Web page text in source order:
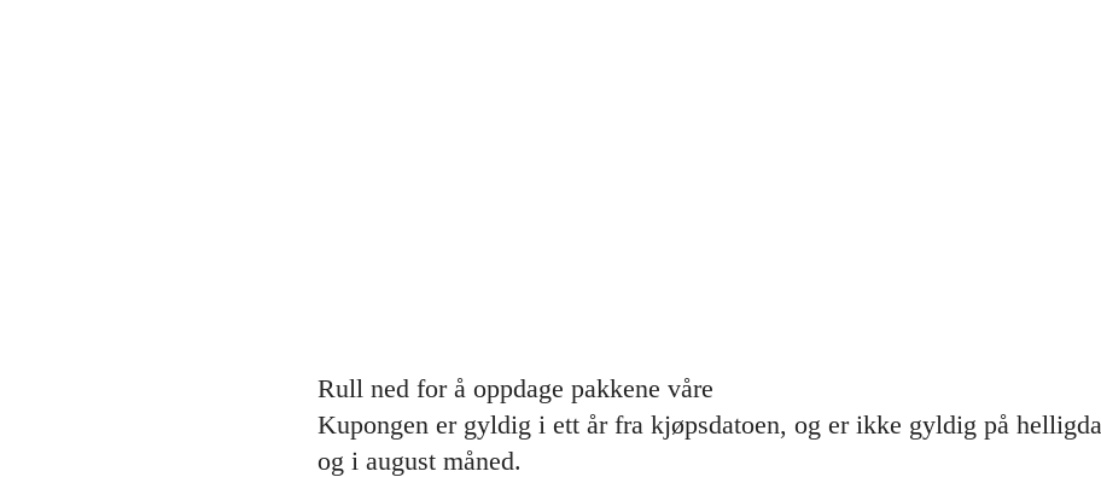
Rull ned for å oppdage pakkene våre
Kupongen er gyldig i ett år fra kjøpsdatoen, og er ikke gyldig på
og i august måned.